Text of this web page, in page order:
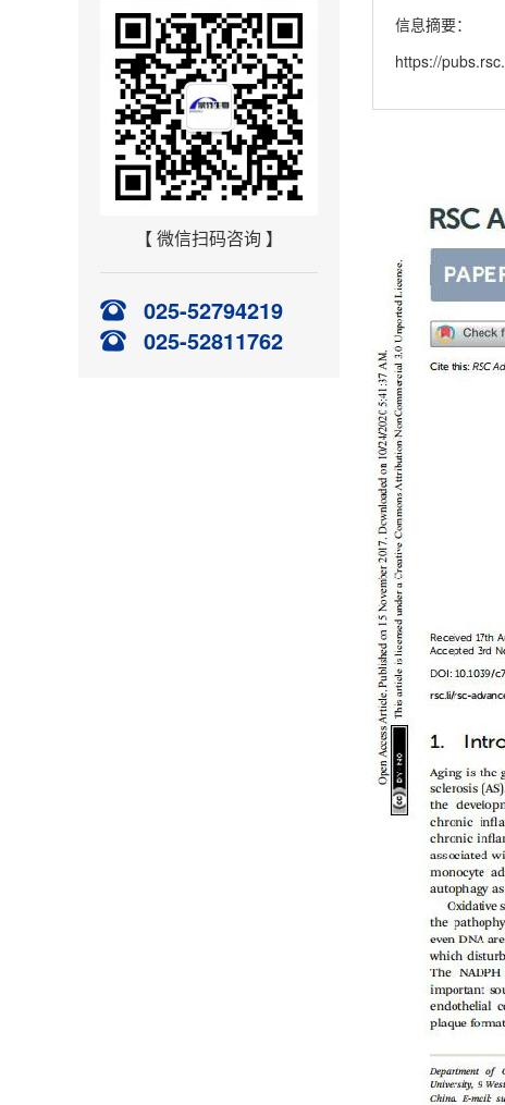
【 微信扫码咨询 】
025-52794219
025-52811762
信息摘要：
https://